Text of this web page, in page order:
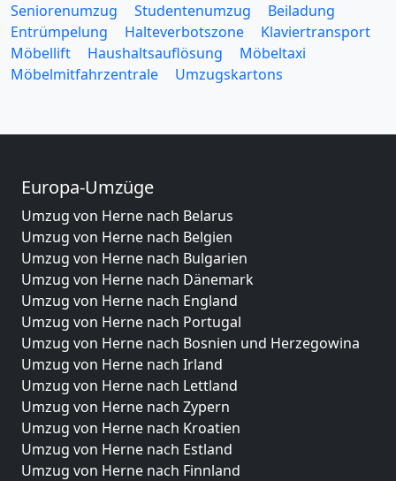
Seniorenumzug
Studentenumzug
Beiladung
Entrümpelung
Halteverbotszone
Klaviertransport
Möbellift
Haushaltsauflösung
Möbeltaxi
Möbelmitfahrzentrale
Umzugskartons
Europa-Umzüge
Umzug von Herne nach Belarus
Umzug von Herne nach Belgien
Umzug von Herne nach Bulgarien
Umzug von Herne nach Dänemark
Umzug von Herne nach England
Umzug von Herne nach Portugal
Umzug von Herne nach Bosnien und Herzegowina
Umzug von Herne nach Irland
Umzug von Herne nach Lettland
Umzug von Herne nach Zypern
Umzug von Herne nach Kroatien
Umzug von Herne nach Estland
Umzug von Herne nach Finnland